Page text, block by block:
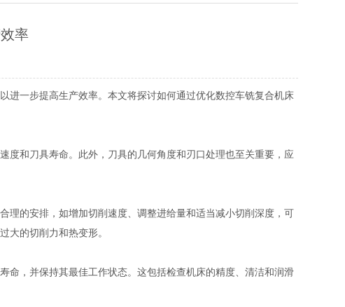
率
一步提高生产效率。本文将探讨如何通过优化数控车铣复合机床
和刀具寿命。此外，刀具的几何角度和刃口处理也至关重要，应
的安排，如增加切削速度、调整进给量和适当减小切削深度，可
大的切削力和热变形。
，并保持其最佳工作状态。这包括检查机床的精度、清洁和润滑